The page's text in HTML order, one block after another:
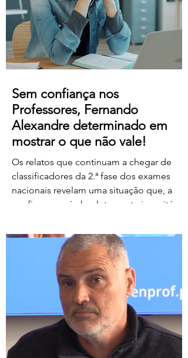
classificadores através do pagamento de
1 euro por resposta classificada. Em vez
de falar de remu
Sem confiança nos
Professores, Fernando
Alexandre determinado em
mostrar o que não vale!
Os relatos que continuam a chegar de
classificadores da 2.ª fase dos exames
nacionais revelam uma situação que, a
confirmar-se, é absolutamente inaceitável.
assegurado, em condições
extremamente difíceis, a classificação da
1.ª fase, surgem agora orientações que
determinam que, se um classificador não
registar classificações num determinado
período de tempo, as provas lhe sejam
retiradas e redistribuídas. Estamos a falar
de professores